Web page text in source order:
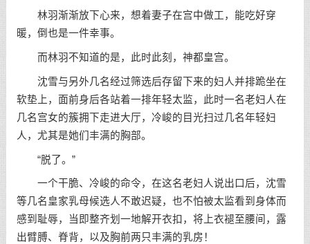
林羽渐渐放下心来，想着妻子在宫中做工，能吃好穿
暖，倒也是一件幸事。
而林羽不知道的是，此时此刻，神都皇宫。
沈雪与另外几名经过筛选后存留下来的妇人并排跪坐在
软垫上，面前身后各站着一排年轻太监，此时一名老妇人在
几名宫女的簇拥下走进大厅，冷峻的目光扫过几名年轻妇
人，尤其是她们丰满的胸部。
“脱了。”
一个干脆、冷峻的命令，在这名老妇人说出口后，沈雪
等几名皇家乳母候选人不敢迟疑，也不怕被太监看到身体而
感到耻辱，当即整齐划一地解开衣扣，将上衣褪至腰间，露
出臂膊、脊背，以及胸前两只丰满的乳房！